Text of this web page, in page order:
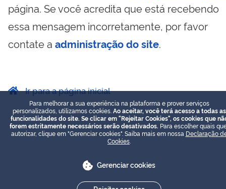
página. Se você acredita que está recebendo
essa mensagem incorretamente, por favor
contate a administração do site.
Ir para a página inicial
Para melhorar a sua experiência na plataforma e prover serviços
personalizados, utilizamos cookies. Ao aceitar, você terá acesso a todas as
funcionalidades do site. Se clicar em "Rejeitar Cookies", os cookies que
forem estritamente necessários serão desativados. Para escolher quais
autorizar, clique em "Gerenciar cookies". Saiba mais em nossa Declaração
Cookies
Gerenciar cookies